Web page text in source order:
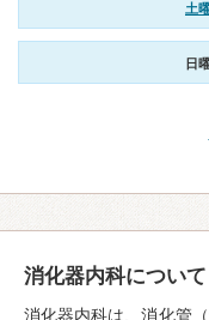
土
日
消化器内科について
消化器内科は、消化管